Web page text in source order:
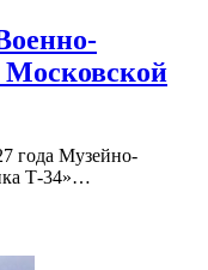
Московской
года Музейно-
Т-34»…